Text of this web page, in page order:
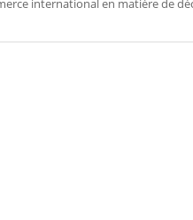
international en matière de